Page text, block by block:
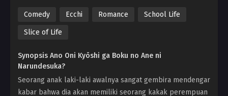
Comedy Ecchi Romance School Life
Slice of Life
Synopsis Ano Oni Kyōshi ga Boku no Ane ni
Narundesuka?
Seorang anak laki-laki awalnya sangat gembira mendengar
kabar bahwa dia akan memiliki seorang kakak perempuan